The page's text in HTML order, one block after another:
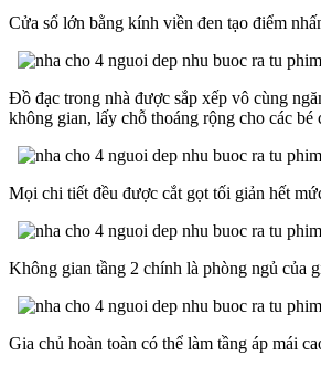
Cửa sổ lớn bằng kính viền đen tạo điểm
Đồ đạc trong nhà được sắp xếp vô cùng
không gian, lấy chỗ thoáng rộng cho các bé
Mọi chi tiết đều được cắt gọt tối giản hết
Không gian tầng 2 chính là phòng ngủ của
Gia chủ hoàn toàn có thể làm tầng áp mái